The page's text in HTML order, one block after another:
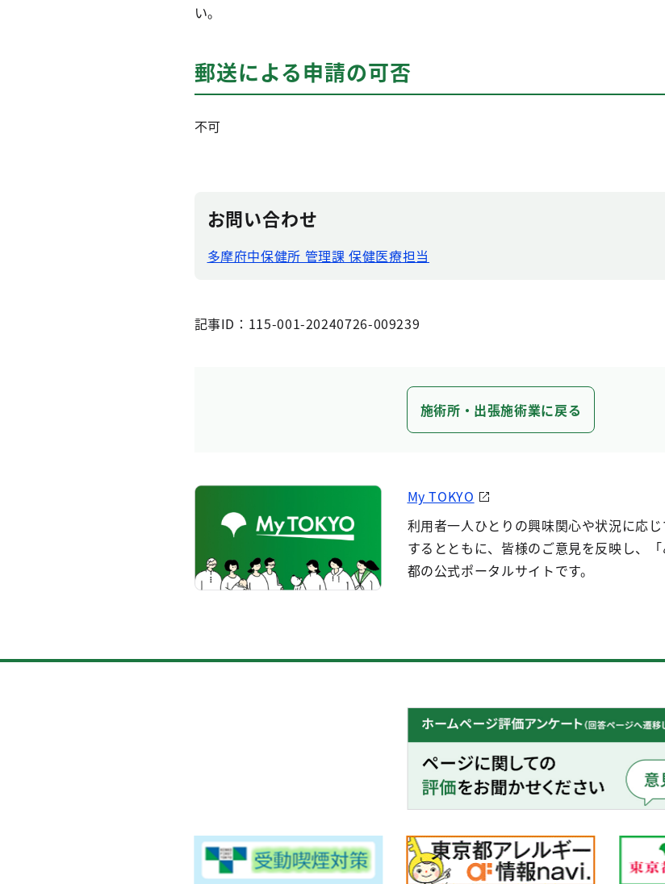
い。
郵送による申請の可否
不可
お問い合わせ
多摩府中保健所 管理課 保健医療担当
記事ID：115-001-20240726-009239
施術所・出張施術業に戻る
My TOKYO
利用者一人ひとりの興味関心や状況に応
するとともに、皆様のご意見を反映し、
都の公式ポータルサイトです。